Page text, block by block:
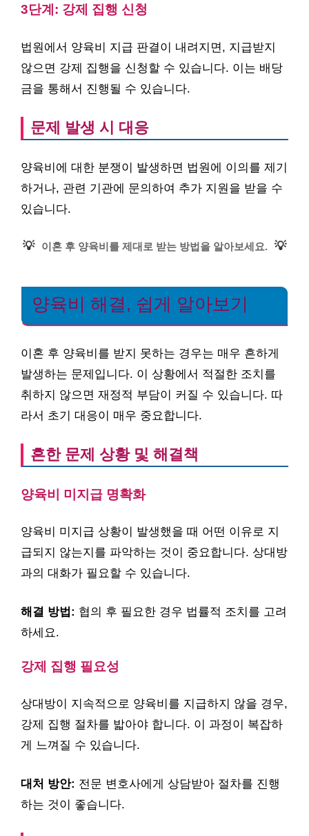
3단계: 강제 집행 신청
법원에서 양육비 지급 판결이 내려지면, 지급받지
않으면 강제 집행을 신청할 수 있습니다. 이는 배당
금을 통해서 진행될 수 있습니다.
문제 발생 시 대응
양육비에 대한 분쟁이 발생하면 법원에 이의를 제기
하거나, 관련 기관에 문의하여 추가 지원을 받을 수
있습니다.
💡 이혼 후 양육비를 제대로 받는 방법을 알아보세요. 💡
양육비 해결, 쉽게 알아보기
이혼 후 양육비를 받지 못하는 경우는 매우 흔하게
발생하는 문제입니다. 이 상황에서 적절한 조치를
취하지 않으면 재정적 부담이 커질 수 있습니다. 따
라서 초기 대응이 매우 중요합니다.
흔한 문제 상황 및 해결책
양육비 미지급 명확화
양육비 미지급 상황이 발생했을 때 어떤 이유로 지
급되지 않는지를 파악하는 것이 중요합니다. 상대방
과의 대화가 필요할 수 있습니다.
해결 방법: 협의 후 필요한 경우 법률적 조치를 고려
하세요.
강제 집행 필요성
상대방이 지속적으로 양육비를 지급하지 않을 경우,
강제 집행 절차를 밟아야 합니다. 이 과정이 복잡하
게 느껴질 수 있습니다.
대처 방안: 전문 변호사에게 상담받아 절차를 진행
하는 것이 좋습니다.